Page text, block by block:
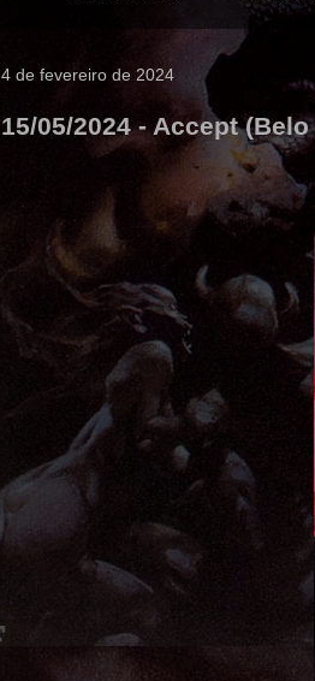
4 de fevereiro de 2024
15/05/2024 - Accept